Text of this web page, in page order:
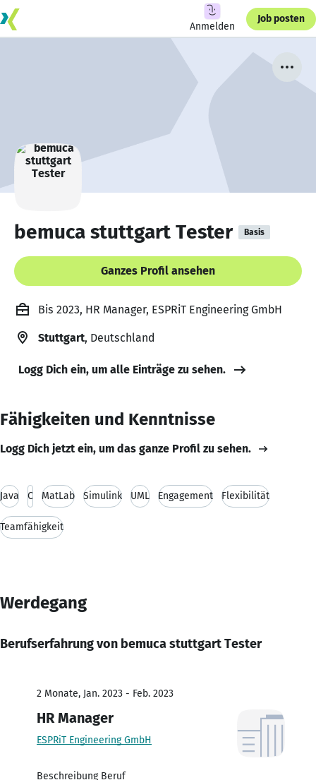
Anmelden
Job posten
bemuca stuttgart Tester Basis
Ganzes Profil ansehen
Bis 2023, HR Manager, ESPRiT Engineering GmbH
Stuttgart, Deutschland
Logg Dich ein, um alle Einträge zu sehen.
Fähigkeiten und Kenntnisse
Logg Dich jetzt ein, um das ganze Profil zu sehen.
Java C MatLab Simulink UML Engagement Flexibilität
Teamfähigkeit
Werdegang
Berufserfahrung von bemuca stuttgart Tester
2 Monate, Jan. 2023 - Feb. 2023
HR Manager
ESPRiT Engineering GmbH
Beschreibung Beruf